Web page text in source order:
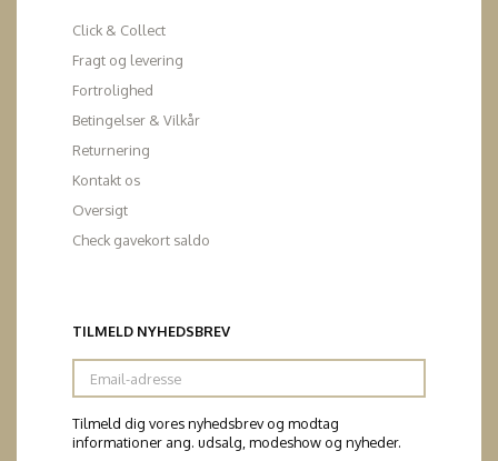
Click & Collect
Fragt og levering
Fortrolighed
Betingelser & Vilkår
Returnering
Kontakt os
Oversigt
Check gavekort saldo
TILMELD NYHEDSBREV
Email-
adresse
Tilmeld dig vores nyhedsbrev og modtag
informationer ang. udsalg, modeshow og nyheder.